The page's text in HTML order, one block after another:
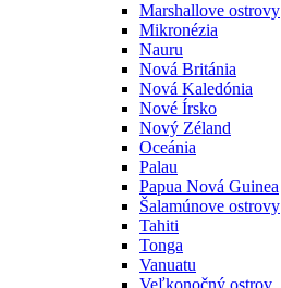
Marshallove ostrovy
Mikronézia
Nauru
Nová Británia
Nová Kaledónia
Nové Írsko
Nový Zéland
Oceánia
Palau
Papua Nová Guinea
Šalamúnove ostrovy
Tahiti
Tonga
Vanuatu
Veľkonočný ostrov